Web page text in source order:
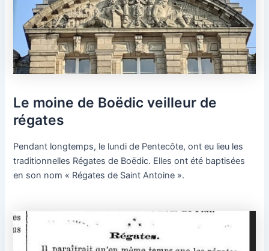
Le moine de Boëdic veilleur de
régates
Pendant longtemps, le lundi de Pentecôte, ont eu lieu les
traditionnelles Régates de Boëdic. Elles ont été baptisées
en son nom « Régates de Saint Antoine ».